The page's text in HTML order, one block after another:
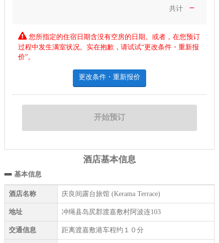
共计 －
您所指定的住宿日期含没有空房的日期。或者，在您预订
过程中发生满室状况。实在抱歉，请试试“更改条件・重新报
价”。
更改条件・重新报价
酒店基本信息
基本信息
酒店名称 庆良间露台旅馆 (Kerama Terrace)
地址 冲绳县岛尻郡渡嘉敷村阿波连103
交通信息 距离渡嘉敷港车程约１０分